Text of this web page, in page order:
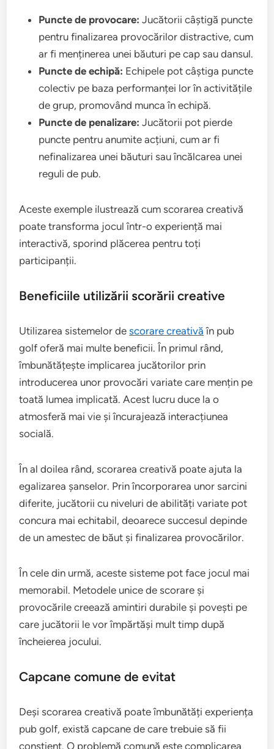
Puncte de provocare: Jucătorii câștigă puncte
pentru finalizarea provocărilor distractive, cum
ar fi menținerea unei băuturi pe cap sau dansul.
Puncte de echipă: Echipele pot câștiga puncte
colectiv pe baza performanței lor în activitățile
de grup, promovând munca în echipă.
Puncte de penalizare: Jucătorii pot pierde
puncte pentru anumite acțiuni, cum ar fi
nefinalizarea unei băuturi sau încălcarea unei
reguli de pub.
Aceste exemple ilustrează cum scorarea creativă
poate transforma jocul într-o experiență mai
interactivă, sporind plăcerea pentru toți
participanții.
Beneficiile utilizării scorării creative
Utilizarea sistemelor descorare creativă în pub
golf oferă mai multe beneficii. În primul rând,
îmbunătățește implicarea jucătorilor prin
introducerea unor provocări variate care mențin pe
toată lumea implicată. Acest lucru duce la o
atmosferă mai vie și încurajează interacțiunea
socială.
În al doilea rând, scorarea creativă poate ajuta la
egalizarea șanselor. Prin încorporarea unor sarcini
diferite, jucătorii cu niveluri de abilități variate pot
concura mai echitabil, deoarece succesul depinde
de un amestec de băut și finalizarea provocărilor.
În cele din urmă, aceste sisteme pot face jocul mai
memorabil. Metodele unice de scorare și
provocările creează amintiri durabile și povești pe
care jucătorii le vor împărtăși mult timp după
încheierea jocului.
Capcane comune de evitat
Deși scorarea creativă poate îmbunătăți experiența
pub golf, există capcane de care trebuie să fii
conștient. O problemă comună este complicarea